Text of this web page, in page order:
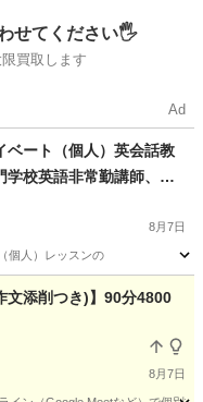
休みせてください🖐️
買取します
Ad
ベート（個人）英会話教
学校英語非常勤講師、企
他すべて無料。無料トラ
祝祭日を含んで一年中
０（終了）までやってい
8月7日
人）レッスンの ご案内で
文添削つき)】90分4800
8月7日